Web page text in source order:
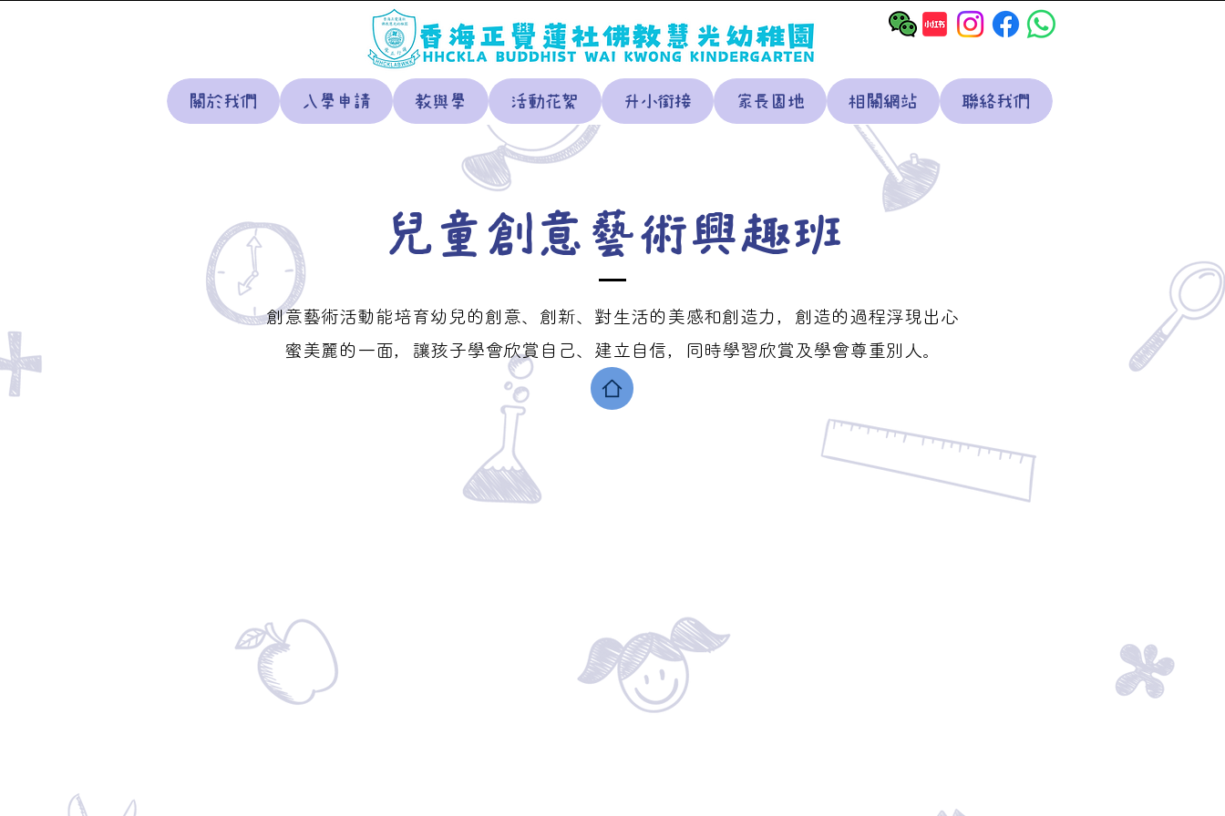
關於我們 入學申請 教與學 活動花絮 升小銜接 家長園地 相關網站 聯絡我們
兒童創意藝術興趣班
創意藝術活動能培育幼兒的創意、創新、對生活的美感和創造力，創造的過程浮現出心
蜜美麗的一面，讓孩子學會欣賞自己、建立自信，同時學習欣賞及學會尊重別人。